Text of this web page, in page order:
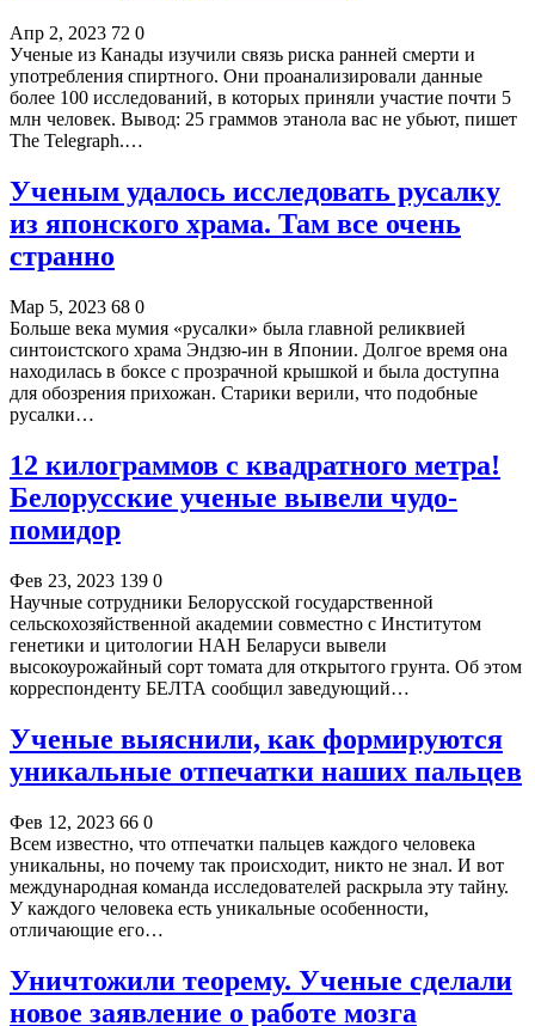
Апр 2, 2023 72 0
Ученые из Канады изучили связь риска ранней смерти и
употребления спиртного. Они проанализировали данные
более 100 исследований, в которых приняли участие почти 5
млн человек. Вывод: 25 граммов этанола вас не убьют, пишет
The Telegraph.…
Ученым удалось исследовать русалку
из японского храма. Там все очень
странно
Мар 5, 2023 68 0
Больше века мумия «русалки» была главной реликвией
синтоистского храма Эндзю-ин в Японии. Долгое время она
находилась в боксе с прозрачной крышкой и была доступна
для обозрения прихожан. Старики верили, что подобные
русалки…
12 килограммов с квадратного метра!
Белорусские ученые вывели чудо-
помидор
Фев 23, 2023 139 0
Научные сотрудники Белорусской государственной
сельскохозяйственной академии совместно с Институтом
генетики и цитологии НАН Беларуси вывели
высокоурожайный сорт томата для открытого грунта. Об этом
корреспонденту БЕЛТА сообщил заведующий…
Ученые выяснили, как формируются
уникальные отпечатки наших пальцев
Фев 12, 2023 66 0
Всем известно, что отпечатки пальцев каждого человека
уникальны, но почему так происходит, никто не знал. И вот
международная команда исследователей раскрыла эту тайну.
У каждого человека есть уникальные особенности,
отличающие его…
Уничтожили теорему. Ученые сделали
новое заявление о работе мозга